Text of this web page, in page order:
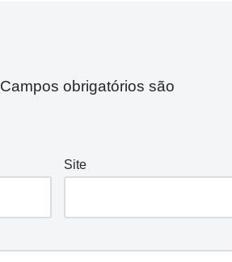
Campos obrigatórios são
Site